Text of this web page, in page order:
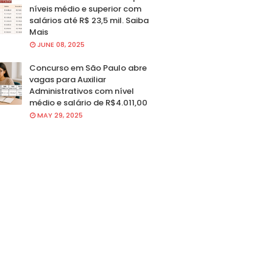
níveis médio e superior com
salários até R$ 23,5 mil. Saiba
Mais
JUNE 08, 2025
Concurso em São Paulo abre
vagas para Auxiliar
Administrativos com nível
médio e salário de R$4.011,00
MAY 29, 2025